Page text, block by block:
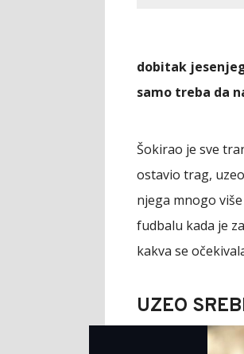
dobitak
samo treba da
Šokirao je sve
ostavio trag,
njega mnogo
fudbalu kada je
kakva se
UZEO